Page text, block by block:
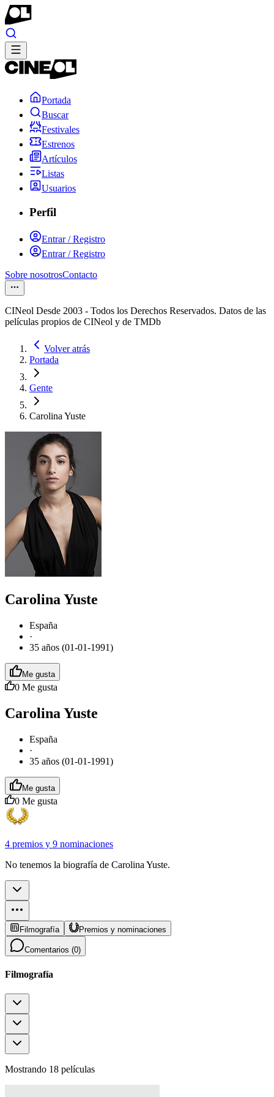
Portada
Buscar
Festivales
Estrenos
Artículos
Listas
Usuarios
Perfil
Entrar / Registro
Entrar / Registro
Sobre nosotrosContacto
CINeol Desde 2003 - Todos los Derechos Reservados. Datos de las
películas propios de CINeol y de TMDb
Volver atrás
Portada
Gente
Carolina Yuste
Carolina Yuste
España
·
35 años (01-01-1991)
Me gusta
0 Me gusta
Carolina Yuste
España
·
35 años (01-01-1991)
Me gusta
0 Me gusta
4 premios y 9 nominaciones
No tenemos la biografía de Carolina Yuste.
Filmografía Premios y nominaciones
Comentarios (0)
Filmografía
Mostrando 18 películas